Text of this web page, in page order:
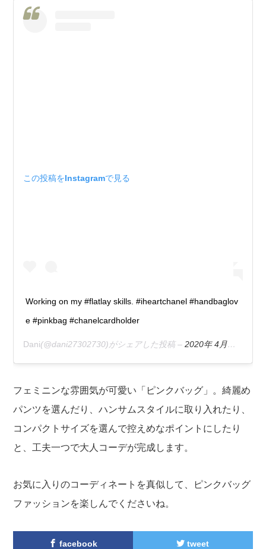
この投稿をInstagramで見る
Working on my #flatlay skills. #iheartchanel #handbaglov
e #pinkbag #chanelcardholder
Dani(@dani27302730)がシェアした投稿 –2020年 4月月5日午前10時14分PDT
フェミニンな雰囲気が可愛い「ピンクバッグ」。綺麗め
パンツを選んだり、ハンサムスタイルに取り入れたり、
コンパクトサイズを選んで控えめなポイントにしたり
と、工夫一つで大人コーデが完成します。
お気に入りのコーディネートを真似して、ピンクバッグ
ファッションを楽しんでくださいね。
facebook tweet